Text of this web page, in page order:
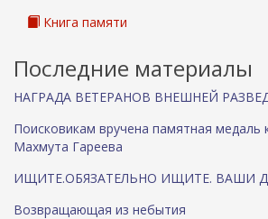
Книга памяти
Последние материалы
НАГРАДА ВЕТЕРАНОВ ВНЕШНЕЙ
Поисковикам вручена памятная медаль
Махмута Гареева
ИЩИТЕ.ОБЯЗАТЕЛЬНО ИЩИТЕ. ВАШИ
Возвращающая из небытия